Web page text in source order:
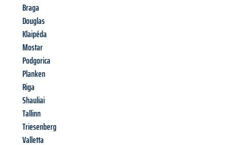
Braga
Douglas
Klaipéda
Mostar
Podgorica
Planken
Riga
Shauliai
Tallinn
Triesenberg
Valletta